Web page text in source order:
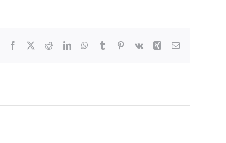
Facebook RedditLinkedInWhatsApp
Tumblr Pinterest
Vk Xing Email